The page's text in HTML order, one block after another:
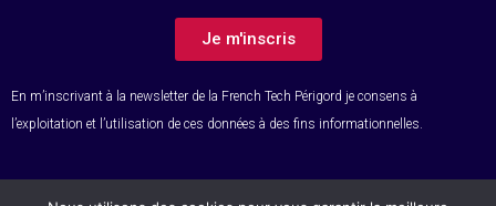
Je m'inscris
En m’inscrivant à la newsletter de la French Tech Périgord je consens à
l’exploitation et l’utilisation de ces données à des fins informationnelles.